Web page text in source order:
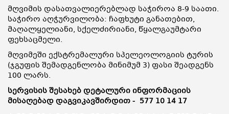
მღვიმის დასათვალიერებლად საჭიროა 8-9 საათი.
საჭირო აღჭურვილობა: ჩაფხუტი განათებით,
მაღალყელიანი, სქელძირიანი, წყალგაუმტარი
ფეხსაცმელი.
მღვიმეში ექსტრემალური სპელეოლოგიის ტურის
(ჯგუფის შემადგენლობა მინიმუმ 3) ფასი შეადგენს
100 ლარს.
სერვისის შესახებ დეტალური ინფორმაციის
მისაღებად დაგვიკავშირდით - 577 10 14 17